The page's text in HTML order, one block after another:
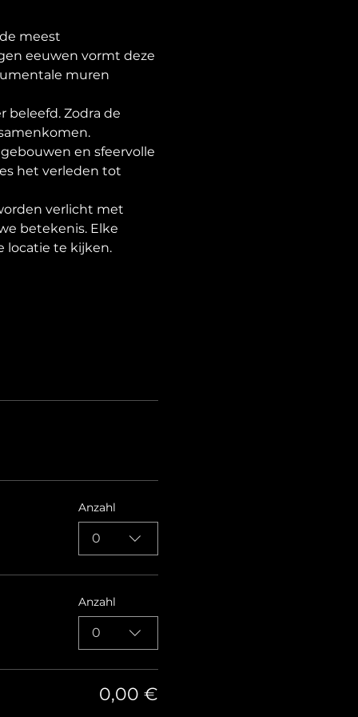
meest
eeuwen vormt deze
muren
beleefd. Zodra de
en sfeervolle
het verleden tot
verlicht met
betekenis. Elke
locatie te kijken.
Anzahl
0
Anzahl
0
0,00 €